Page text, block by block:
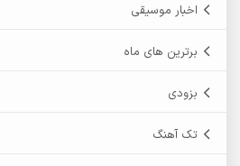
اخبار موسیقی
برترین های ماه
بزودی
تک آهنگ